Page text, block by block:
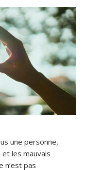
une personne,
les mauvais
n’est pas